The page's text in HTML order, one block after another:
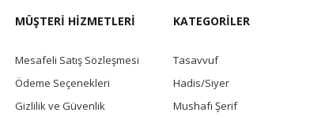
MÜŞTERİ HİZMETLERİ
Mesafeli Satış Sözleşmesi
Ödeme Seçenekleri
Gizlilik ve Güvenlik
KATEGORİLER
Tasavvuf
Hadis/Siyer
Mushafı Şerif